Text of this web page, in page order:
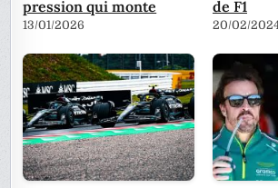
pression qui monte
13/01/2026
de F1
20/02/